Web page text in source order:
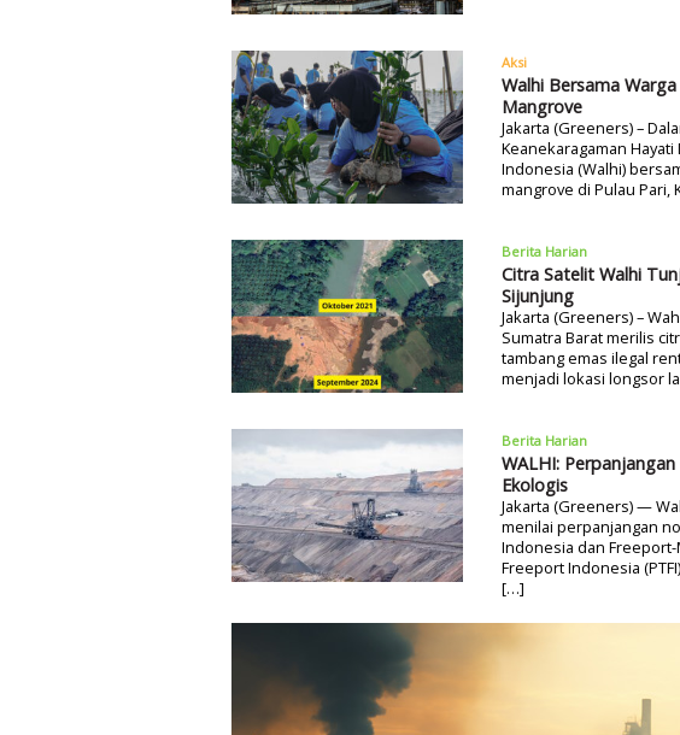
Aksi
Walhi Bersama
Mangrove
Jakarta (Greeners) –
Keanekaragaman
Indonesia (Walhi)
mangrove di Pulau Pari,
Berita Harian
Citra Satelit Walhi
Sijunjung
Jakarta (Greeners) –
Sumatra Barat merilis
tambang emas ilegal
menjadi lokasi longsor
Berita Harian
WALHI:
Ekologis
Jakarta (Greeners) —
menilai perpanjangan
Indonesia dan
Freeport Indonesia
[…]